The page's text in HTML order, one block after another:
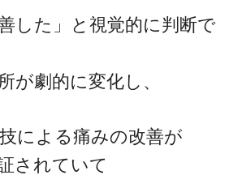
した」と視覚的に判断で
が劇的に変化し、
による痛みの改善が
されていて